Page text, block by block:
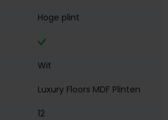
Hoge plint
Wit
Luxury Floors MDF Plinten
12